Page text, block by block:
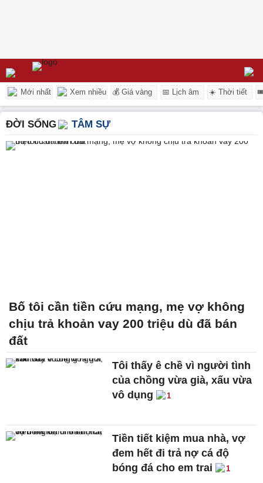
Mới nhất Xem nhiều 💰 Giá vàng 📅 Lịch âm ☀️ Thời tiết
ĐỜI SỐNG TÂM SỰ
Bố tôi cần tiền cứu mạng, mẹ vợ không
chịu trả khoản vay 200 triệu dù đã bán
đất
Tôi thấy ê chề vì người tình
của chồng vừa già, xấu vừa
vô dụng
1
Tiền tiết kiệm mua nhà, vợ
đem hết đi trả nợ cá độ
bóng đá cho em trai
1